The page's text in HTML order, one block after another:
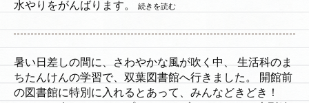
水やりをがんばります。
続きを読む
暑い日差しの間に、さわやかな風が吹く中、 生活科のま
ちたんけんの学習で、双葉図書館へ行きました。 開館前
の図書館に特別に入れるとあって、みんなどきどき！